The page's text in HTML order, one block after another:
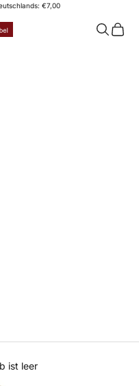
€7,00
Suchen
ist leer